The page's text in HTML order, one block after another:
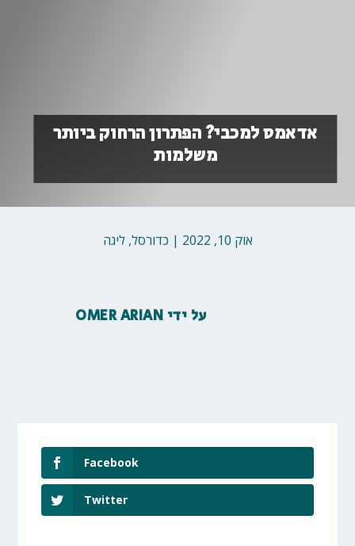
אדאמס למכבי? הפתרון הרחוק ביותר
משלמות
אוק 10, 2022 | כדורסל,ליגה
על ידי OMER ARIAN
Facebook
Twitter